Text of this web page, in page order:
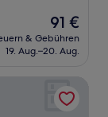
Der
Preis
beträgt
91 €
& Gebühren
19. Aug.–20. Aug.
and Metro